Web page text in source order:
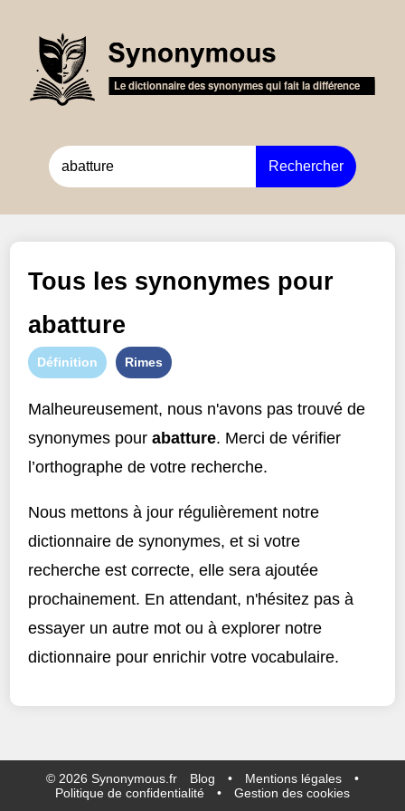
Rechercher
Tous les synonymes pour
abatture
Définition Rimes
Malheureusement, nous n'avons pas trouvé de
synonymes pourabatture. Merci de vérifier
l’orthographe de votre recherche.
Nous mettons à jour régulièrement notre
dictionnaire de synonymes, et si votre
recherche est correcte, elle sera ajoutée
prochainement. En attendant, n'hésitez pas à
essayer un autre mot ou à explorer notre
dictionnaire pour enrichir votre vocabulaire.
© 2026 Synonymous.fr Blog • Mentions légales
•
Politique de confidentialité
• Gestion des cookies